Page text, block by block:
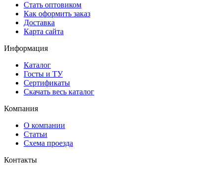
Стать оптовиком
Как оформить заказ
Доставка
Карта сайта
Информация
Каталог
Госты и ТУ
Сертификаты
Скачать весь каталог
Компания
О компании
Статьи
Схема проезда
Контакты